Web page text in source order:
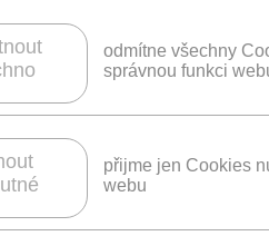
odmítne všechny
správnou funkci
přijme jen Cookies
webu
ve sportovním
Platnost není